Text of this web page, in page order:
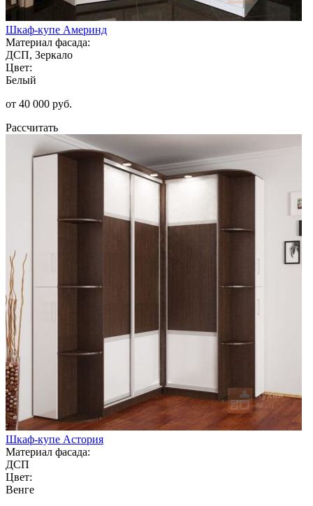
Шкаф-купе Америнд
Материал фасада:
ДСП, Зеркало
Цвет:
Белый
от 40 000 руб.
Рассчитать
Шкаф-купе Астория
Материал фасада:
ДСП
Цвет:
Венге